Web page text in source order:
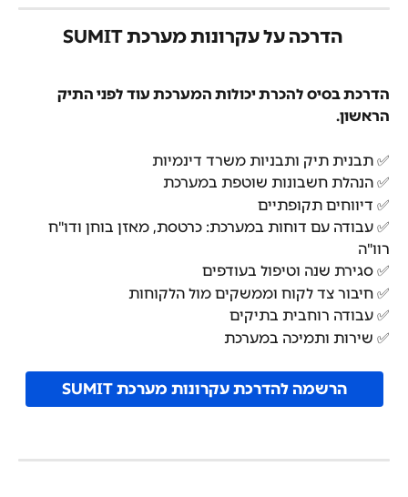
הדרכה על עקרונות מערכת SUMIT
הדרכת בסיס להכרת יכולות המערכת עוד לפני התיק
הראשון.
✅ תבנית תיק ותבניות משרד דינמיות
✅ הנהלת חשבונות שוטפת במערכת
✅ דיווחים תקופתיים
✅ עבודה עם דוחות במערכת: כרטסת, מאזן בוחן ודו"ח
רוו"ה
✅ סגירת שנה וטיפול בעודפים
✅ חיבור צד לקוח וממשקים מול הלקוחות
✅ עבודה רוחבית בתיקים
✅ שירות ותמיכה במערכת
הרשמה להדרכת עקרונות מערכת SUMIT